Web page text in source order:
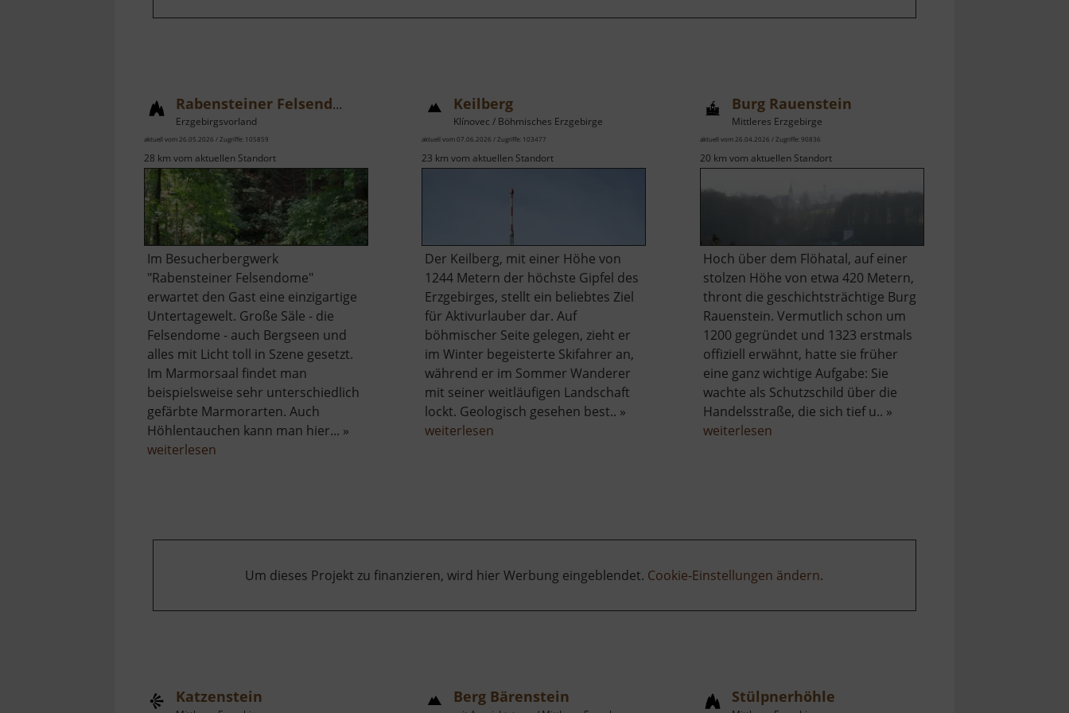
Rabensteiner Felsendome
Erzgebirgsvorland
aktuell vom 26.05.2026 / Zugriffe: 105859
28 km vom aktuellen Standort
Im Besucherbergwerk
"Rabensteiner Felsendome"
erwartet den Gast eine einzigartige
Untertagewelt. Große Säle - die
Felsendome - auch Bergseen und
alles mit Licht toll in Szene gesetzt.
Im Marmorsaal findet man
beispielsweise sehr unterschiedlich
gefärbte Marmorarten. Auch
Höhlentauchen kann man hier... »
weiterlesen
Keilberg
Klínovec / Böhmisches Erzgebirge
aktuell vom 07.06.2026 / Zugriffe: 103477
23 km vom aktuellen Standort
Der Keilberg, mit einer Höhe von
1244 Metern der höchste Gipfel des
Erzgebirges, stellt ein beliebtes Ziel
für Aktivurlauber dar. Auf
böhmischer Seite gelegen, zieht er
im Winter begeisterte Skifahrer an,
während er im Sommer Wanderer
mit seiner weitläufigen Landschaft
lockt. Geologisch gesehen best.. »
weiterlesen
Burg Rauenstein
Mittleres Erzgebirge
aktuell vom 26.04.2026 / Zugriffe: 90836
20 km vom aktuellen Standort
Hoch über dem Flöhatal, auf einer
stolzen Höhe von etwa 420 Metern,
thront die geschichtsträchtige Burg
Rauenstein. Vermutlich schon um
1200 gegründet und 1323 erstmals
offiziell erwähnt, hatte sie früher
eine ganz wichtige Aufgabe: Sie
wachte als Schutzschild über die
Handelsstraße, die sich tief u.. »
weiterlesenüber
Um dieses Projekt zu finanzieren, wird hier Werbung eingeblendet. Cookie-Einstellungen ändern.
Katzenstein Berg Bärenstein Stülpnerhöhle